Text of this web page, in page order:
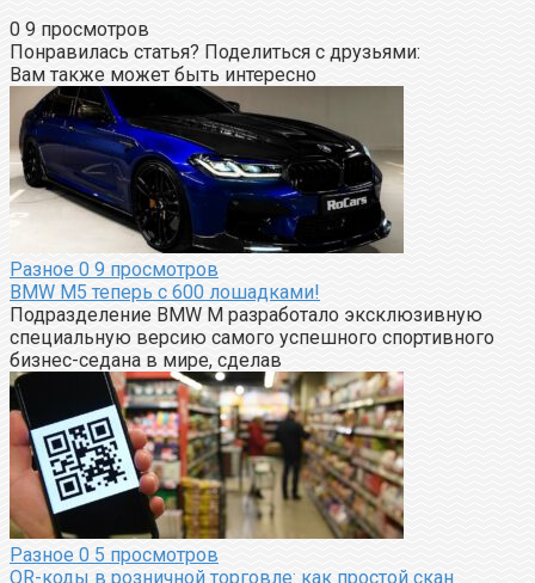
0 9 просмотров
Понравилась статья? Поделиться с друзьями:
Вам также может быть интересно
Разное 0 9 просмотров
BMW M5 теперь с 600 лошадками!
Подразделение BMW M разработало эксклюзивную
специальную версию самого успешного спортивного
бизнес-седана в мире, сделав
Разное 0 5 просмотров
QR-коды в розничной торговле: как простой скан